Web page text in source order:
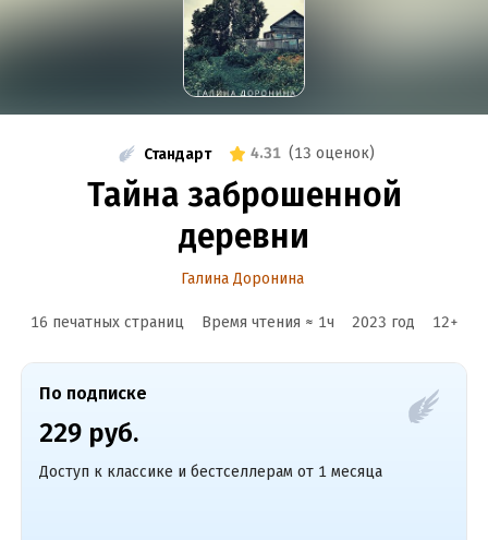
Стандарт 4.31 (13 оценок)
Тайна заброшенной
деревни
Галина Доронина
16 печатных страниц Время чтения ≈ 1ч 2023 год 12+
По подписке
229 руб.
Доступ к классике и бестселлерам от 1 месяца